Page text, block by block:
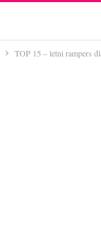
TOP 15 – letni rampers